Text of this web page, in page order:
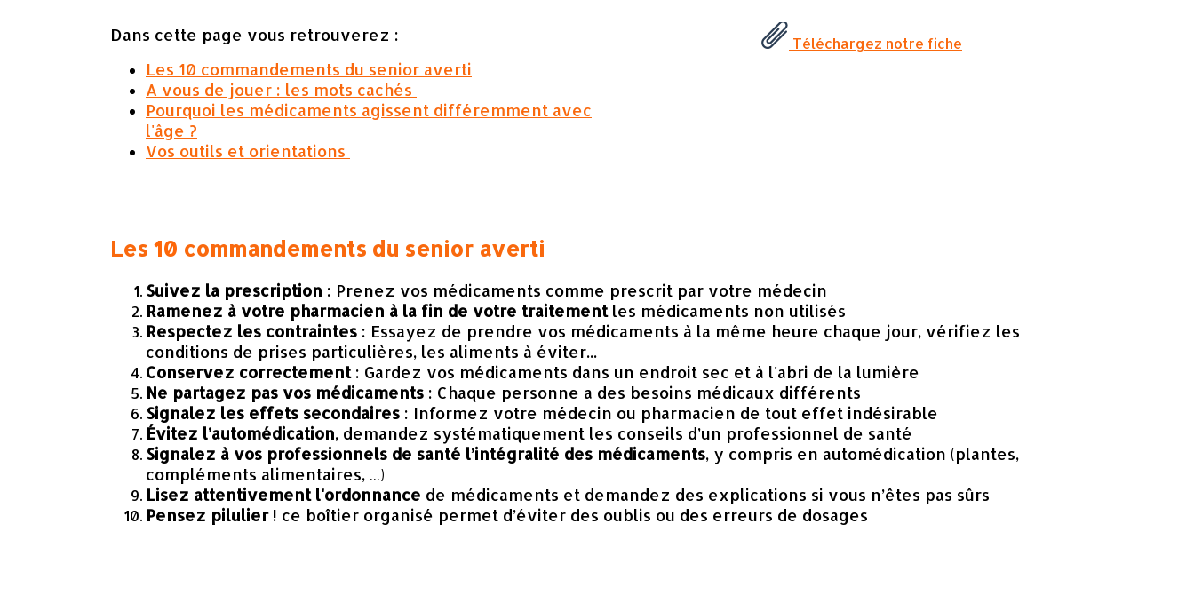
Dans cette page vous retrouverez :
Les 10 commandements du senior averti
A vous de jouer : les mots cachés
Pourquoi les médicaments agissent différemment avec
l'âge ?
Vos outils et orientations
Téléchargez notre fiche
Les 10 commandements du senior averti
Suivez la prescription : Prenez vos médicaments comme prescrit par votre médecin
Ramenez à votre pharmacien à la fin de votre traitement les médicaments non utilisés
Respectez les contraintes : Essayez de prendre vos médicaments à la même heure chaque jour, vérifiez les
conditions de prises particulières, les aliments à éviter...
Conservez correctement: Gardez vos médicaments dans un endroit sec et à l'abri de la lumière
Ne partagez pas vos médicaments : Chaque personne a des besoins médicaux différents
Signalez les effets secondaires : Informez votre médecin ou pharmacien de tout effet indésirable
Évitez l’automédication, demandez systématiquement les conseils d’un professionnel de santé
Signalez à vos professionnels de santé l’intégralité des médicaments, y compris en automédication (plantes,
compléments alimentaires, …)
Lisez attentivement l'ordonnance de médicaments et demandez des explications si vous n’êtes pas sûrs
Pensez pilulier! ce boîtier organisé permet d’éviter des oublis ou des erreurs de dosages